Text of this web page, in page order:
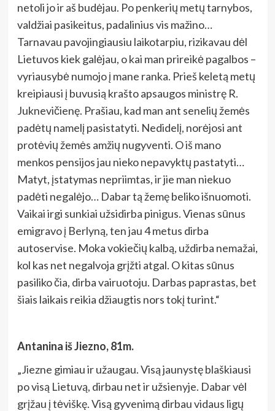
netoli jo ir aš budėjau. Po penkerių metų tarnybos,
valdžiai pasikeitus, padalinius vis mažino…
Tarnavau pavojingiausiu laikotarpiu, rizikavau dėl
Lietuvos kiek galėjau, o kai man prireikė pagalbos –
vyriausybė numojo į mane ranka. Prieš keletą metų
kreipiausi į buvusią krašto apsaugos ministrę R.
Juknevičienę. Prašiau, kad man ant senelių žemės
padėtų namelį pasistatyti. Nedidelį, norėjosi ant
protėvių žemės amžių nugyventi. O iš mano
menkos pensijos jau nieko nepavyktų pastatyti…
Matyt, įstatymas nepriimtas, ir jie man niekuo
padėti negalėjo… Dabar tą žemę beliko išnuomoti.
Vaikai irgi sunkiai užsidirba pinigus. Vienas sūnus
emigravo į Berlyną, ten jau 4 metus dirba
autoservise. Moka vokiečių kalbą, uždirba nemažai,
kol kas net negalvoja grįžti atgal. O kitas sūnus
pasiliko čia, dirba vairuotoju. Darbas paprastas, bet
šiais laikais reikia džiaugtis nors tokį turint.“
Antanina iš Jiezno, 81m.
„Jiezne gimiau ir užaugau. Visą jaunystę blaškiausi
po visą Lietuvą, dirbau net ir užsienyje. Dabar vėl
grįžau į tėviškę. Visą gyvenimą dirbau vidaus ligų